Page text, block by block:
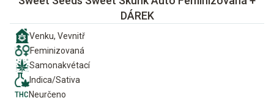
DÁREK
Venku, Vevnitř
Feminizovaná
Samonakvétací
Indica/Sativa
Neurčeno